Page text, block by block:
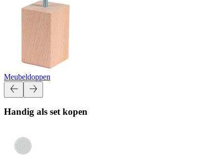
Meubeldoppen
Handig als set kopen